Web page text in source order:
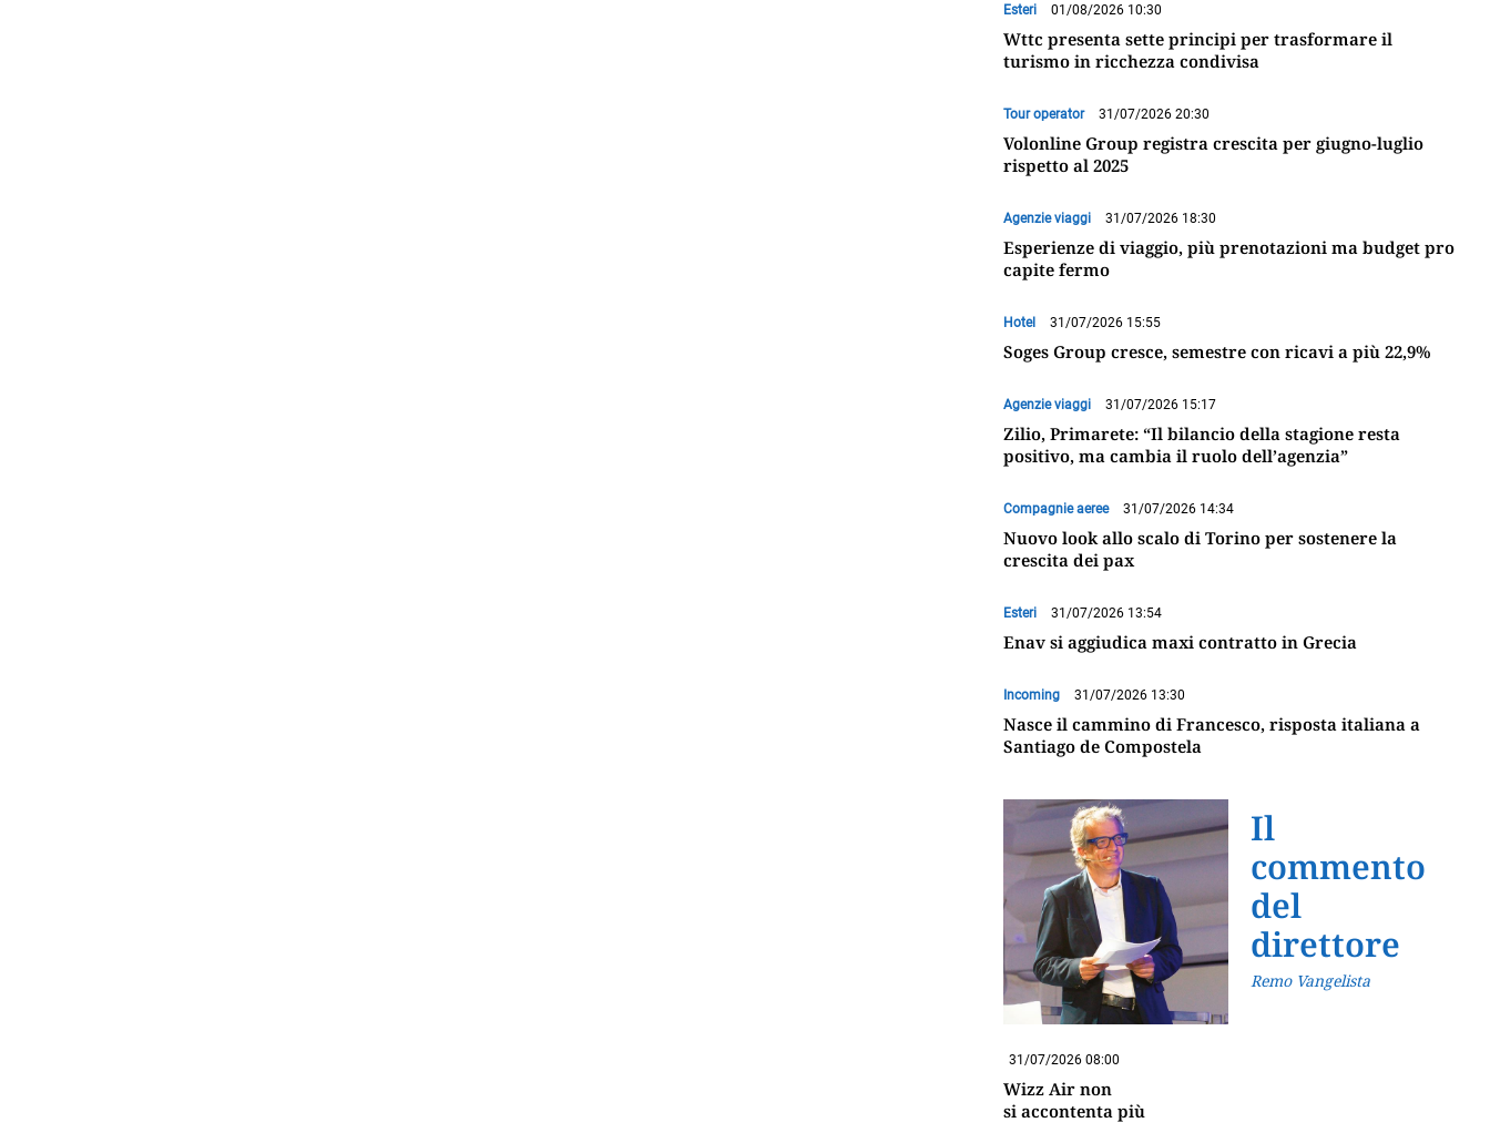
Esteri 01/08/2026 10:30
Wttc presenta sette principi per trasformare il
turismo in ricchezza condivisa
Tour operator 31/07/2026 20:30
Volonline Group registra crescita per giugno-luglio
rispetto al 2025
Agenzie viaggi 31/07/2026 18:30
Esperienze di viaggio, più prenotazioni ma budget pro
capite fermo
Hotel 31/07/2026 15:55
Soges Group cresce, semestre con ricavi a più 22,9%
Agenzie viaggi 31/07/2026 15:17
Zilio, Primarete: “Il bilancio della stagione resta
positivo, ma cambia il ruolo dell’agenzia”
Compagnie aeree 31/07/2026 14:34
Nuovo look allo scalo di Torino per sostenere la
crescita dei pax
Esteri 31/07/2026 13:54
Enav si aggiudica maxi contratto in Grecia
Incoming 31/07/2026 13:30
Nasce il cammino di Francesco, risposta italiana a
Santiago de Compostela
Il
commento
del
direttore
Remo Vangelista
31/07/2026 08:00
Wizz Air non
si accontenta più